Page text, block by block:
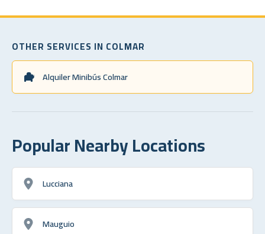
OTHER SERVICES IN COLMAR
Alquiler Minibús Colmar
Popular Nearby Locations
Lucciana
Mauguio